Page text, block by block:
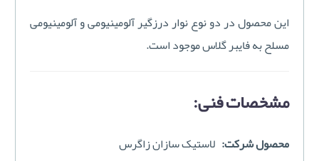
این محصول در دو نوع نوار درزگیر آلومینیومی و آلومینیومی
مسلح به فایبر گلاس موجود است.
مشخصات فنی:
محصول شرکت: لاستیک سازان زاگرس